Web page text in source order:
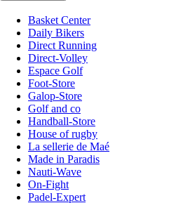
Basket Center
Daily Bikers
Direct Running
Direct-Volley
Espace Golf
Foot-Store
Galop-Store
Golf and co
Handball-Store
House of rugby
La sellerie de Maé
Made in Paradis
Nauti-Wave
On-Fight
Padel-Expert